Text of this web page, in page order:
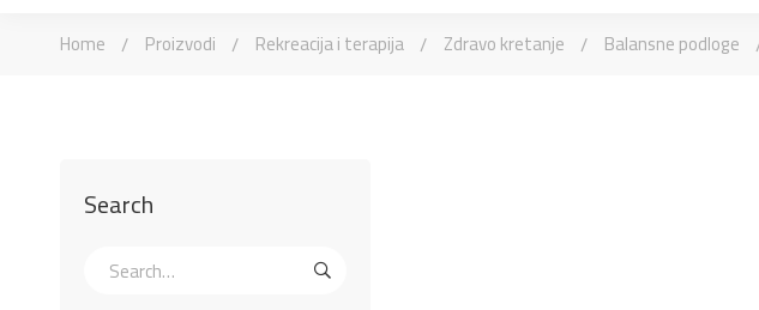
Home Proizvodi Rekreacija i terapija Zdravo kretanje Balansne podloge
Search